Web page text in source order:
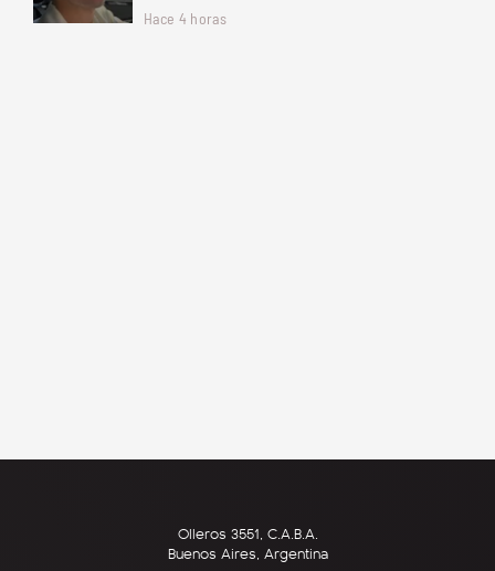
Hace 4 horas
Olleros 3551, C.A.B.A.
Buenos Aires, Argentina